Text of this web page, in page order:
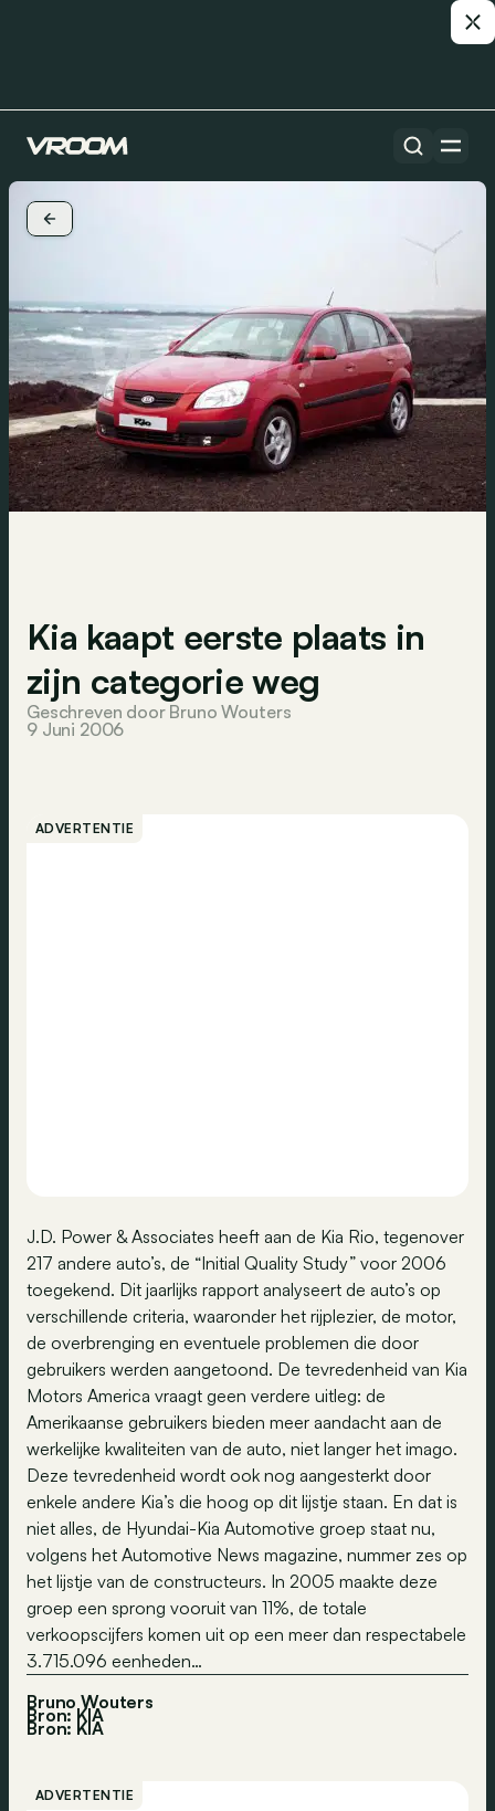
Kia kaapt eerste plaats in
zijn categorie weg
Geschreven door Bruno Wouters
9 Juni 2006
ADVERTENTIE
J.D. Power & Associates heeft aan de Kia Rio, tegenover
217 andere auto’s, de “Initial Quality Study” voor 2006
toegekend. Dit jaarlijks rapport analyseert de auto’s op
verschillende criteria, waaronder het rijplezier, de motor,
de overbrenging en eventuele problemen die door
gebruikers werden aangetoond. De tevredenheid van Kia
Motors America vraagt geen verdere uitleg: de
Amerikaanse gebruikers bieden meer aandacht aan de
werkelijke kwaliteiten van de auto, niet langer het imago.
Deze tevredenheid wordt ook nog aangesterkt door
enkele andere Kia’s die hoog op dit lijstje staan. En dat is
niet alles, de Hyundai-Kia Automotive groep staat nu,
volgens het Automotive News magazine, nummer zes op
het lijstje van de constructeurs. In 2005 maakte deze
groep een sprong vooruit van 11%, de totale
verkoopscijfers komen uit op een meer dan respectabele
3.715.096 eenheden…
Bruno Wouters
Bron: KIA
Bron: KIA
ADVERTENTIE